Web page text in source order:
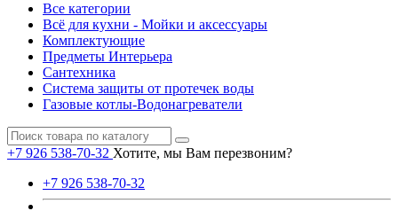
Все категории
Всё для кухни - Мойки и аксессуары
Комплектующие
Предметы Интерьера
Сантехника
Система защиты от протечек воды
Газовые котлы-Водонагреватели
+7 926 538-70-32 Хотите, мы Вам перезвоним?
+7 926 538-70-32